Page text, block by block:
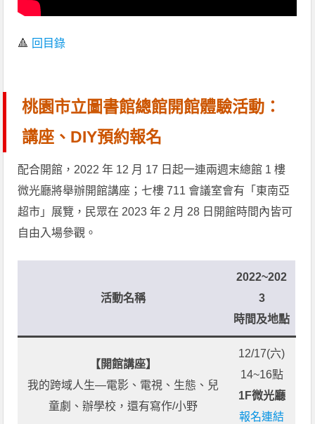
🔺 回目錄
桃園市立圖書館總館開館體驗活動：
講座、DIY預約報名
配合開館，2022 年 12 月 17 日起一連兩週末總館 1 樓
微光廳將舉辦開館講座；七樓 711 會議室會有「東南亞
超市」展覽，民眾在 2023 年 2 月 28 日開館時間內皆可
自由入場參觀。
活動名稱
2022~202
3
時間及地點
【開館講座】
我的跨域人生—電影、電視、生態、兒
童劇、辦學校，還有寫作/小野
12/17(六)
14~16點
1F微光廳
報名連結